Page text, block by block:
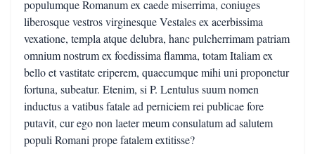
populumque Romanum ex caede miserrima, coniuges
liberosque vestros virginesque Vestales ex acerbissima
vexatione, templa atque delubra, hanc pulcherrimam patriam
omnium nostrum ex foedissima flamma, totam Italiam ex
bello et vastitate eriperem, quaecumque mihi uni proponetur
fortuna, subeatur. Etenim, si P. Lentulus suum nomen
inductus a vatibus fatale ad perniciem rei publicae fore
putavit, cur ego non laeter meum consulatum ad salutem
populi Romani prope fatalem extitisse?